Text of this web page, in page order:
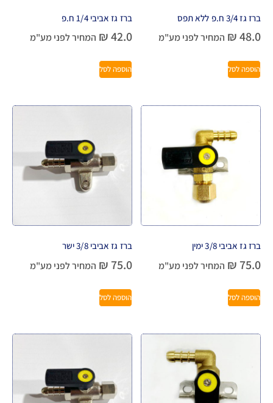
ברז גז 3/4 ח.פ ללא תפס
₪48.0 המחיר לפני מע"מ
הוספה לסל
ברז גז אביבי 1/4 ח.פ
₪42.0 המחיר לפני מע"מ
הוספה לסל
ברז גז אביבי 3/8 ימין
₪ 75.0 המחיר לפני מע"מ
הוספה לסל
ברז גז אביבי 3/8 ישר
₪ 75.0 המחיר לפני מע"מ
הוספה לסל